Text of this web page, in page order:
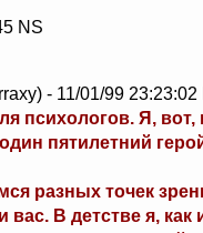
NS
- 11/01/99 23:23:02
психологов. Я, вот,
пятилетний
разных точек
В детстве я, как